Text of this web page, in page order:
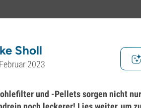
Sholl
2023
und -Pellets sorgen nicht